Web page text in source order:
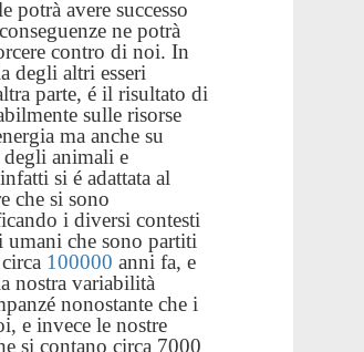
potrà avere successo
ne potrà
contro di noi. In
degli altri esseri
parte, é il risultato di
sulle risorse
ma anche su
animali e
si é adattata al
che si sono
i diversi contesti
che sono partiti
100000 anni fa, e
nostra variabilità
nonostante che i
e invece le nostre
si contano circa 7000